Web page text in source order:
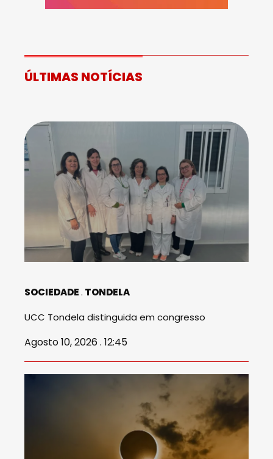
ÚLTIMAS NOTÍCIAS
SOCIEDADE TONDELA
UCC Tondela distinguida em congresso
Agosto 10, 2026 . 12:45